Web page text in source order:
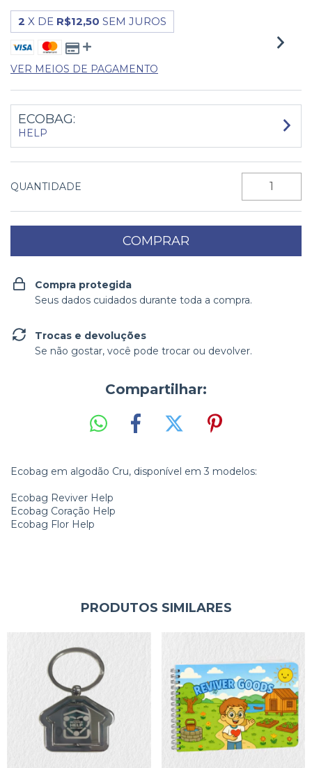
2 X DE R$12,50 SEM JUROS
VER MEIOS DE PAGAMENTO
ECOBAG:
HELP
QUANTIDADE
Compra protegida
Seus dados cuidados durante toda a compra.
Trocas e devoluções
Se não gostar, você pode trocar ou devolver.
Compartilhar:
Ecobag em algodão Cru, disponível em 3 modelos:
Ecobag Reviver Help
Ecobag Coração Help
Ecobag Flor Help
PRODUTOS SIMILARES